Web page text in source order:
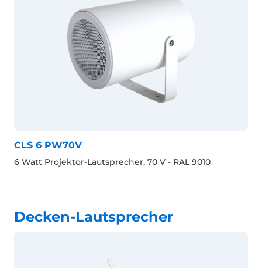
CLS 6 PW70V
6 Watt Projektor-Lautsprecher, 70 V - RAL 9010
Decken-Lautsprecher